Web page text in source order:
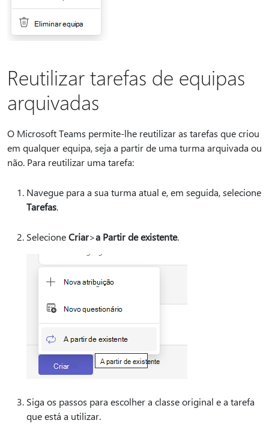
Reutilizar tarefas de equipas
arquivadas
O Microsoft Teams permite-lhe reutilizar as tarefas que criou
em qualquer equipa, seja a partir de uma turma arquivada ou
não. Para reutilizar uma tarefa:
Navegue para a sua turma atual e, em seguida, selecione
Tarefas.
SelecioneCriar>a Partir de existente.
Siga os passos para escolher a classe original e a tarefa
que está a utilizar.